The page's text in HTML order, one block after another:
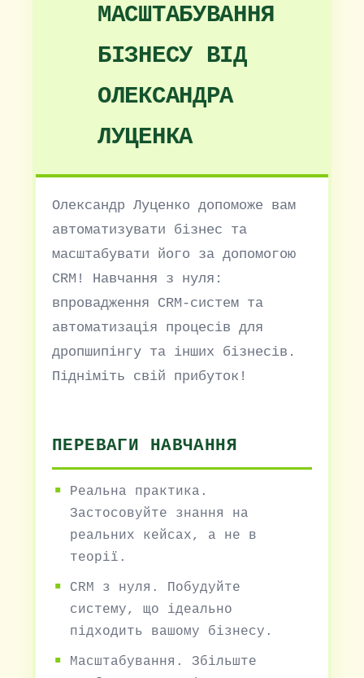
МАСШТАБУВАННЯ
БІЗНЕСУ ВІД
ОЛЕКСАНДРА
ЛУЦЕНКА
Олександр Луценко допоможе вам
автоматизувати бізнес та
масштабувати його за допомогою
CRM! Навчання з нуля:
впровадження CRM-систем та
автоматизація процесів для
дропшипінгу та інших бізнесів.
Підніміть свій прибуток!
ПЕРЕВАГИ НАВЧАННЯ
Реальна практика.
Застосовуйте знання на
реальних кейсах, а не в
теорії.
CRM з нуля. Побудуйте
систему, що ідеально
підходить вашому бізнесу.
Масштабування. Збільште